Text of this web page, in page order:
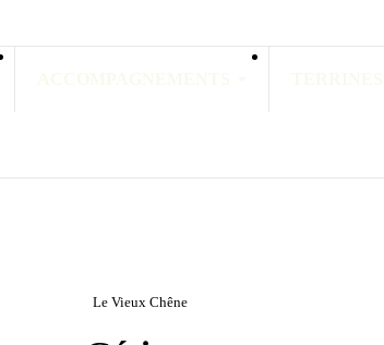
Le Vieux Chêne